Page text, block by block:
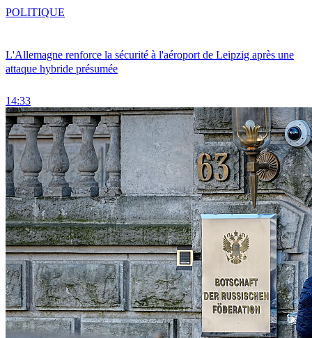
L'Allemagne renforce la sécurité à l'aéroport de Leipzig après une
attaque hybride présumée
14:33
POLITIQUE